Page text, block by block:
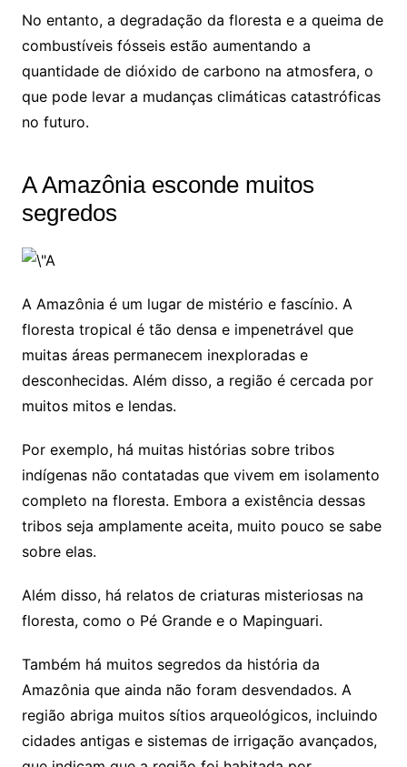
No entanto, a degradação da floresta e a queima de
combustíveis fósseis estão aumentando a
quantidade de dióxido de carbono na atmosfera, o
que pode levar a mudanças climáticas catastróficas
no futuro.
A Amazônia esconde muitos
segredos
A Amazônia é um lugar de mistério e fascínio. A
floresta tropical é tão densa e impenetrável que
muitas áreas permanecem inexploradas e
desconhecidas. Além disso, a região é cercada por
muitos mitos e lendas.
Por exemplo, há muitas histórias sobre tribos
indígenas não contatadas que vivem em isolamento
completo na floresta. Embora a existência dessas
tribos seja amplamente aceita, muito pouco se sabe
sobre elas.
Além disso, há relatos de criaturas misteriosas na
floresta, como o Pé Grande e o Mapinguari.
Também há muitos segredos da história da
Amazônia que ainda não foram desvendados. A
região abriga muitos sítios arqueológicos, incluindo
cidades antigas e sistemas de irrigação avançados,